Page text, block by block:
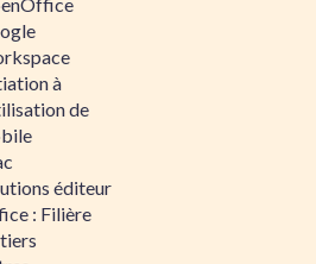
à
de
éditeur
: Filière